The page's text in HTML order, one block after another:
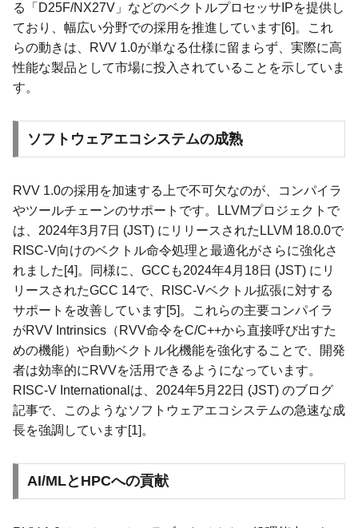
る「D25F/NX27V」などのベクトルプロセッサIPを提供し
ており、幅広い分野での採用を推進しています[6]。これ
らの動きは、RVV 1.0が単なる仕様に留まらず、実際に高
性能な製品として市場に投入されていることを示していま
す。
ソフトウェアエコシステムの成熟
RVV 1.0の採用を加速する上で不可欠なのが、コンパイラ
やツールチェーンのサポートです。LLVMプロジェクトで
は、2024年3月7日 (JST) にリリースされたLLVM 18.0.0で
RISC-V向けのベクトル命令処理と最適化がさらに強化さ
れました[4]。同様に、GCCも2024年4月18日 (JST) にリ
リースされたGCC 14で、RISC-Vベクトル拡張に対する
サポートを改善しています[5]。これらの主要コンパイラ
がRVV Intrinsics（RVV命令をC/C++から直接呼び出すた
めの機能）や自動ベクトル化機能を強化することで、開発
者は効率的にRVVを活用できるようになっています。
RISC-V Internationalは、2024年5月22日 (JST) のブログ
記事で、このようなソフトウェアエコシステムの急速な成
長を強調しています[1]。
AI/MLとHPCへの貢献